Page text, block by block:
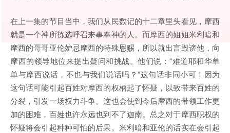
在上一集的节目当中，我们从民数记的十二章里头看见，摩西
就是一个神所拣选呼召来事奉神的人。而摩西的姐姐米利暗和
摩西的哥哥亚伦妒忌摩西的特殊恩赐，所以就出言毁谤他，向
摩西的领导地位来提出疑问和挑战。他们说：“难道耶和华单
单与摩西说话，不也与我们说话吗？”这句话非同小可！因为
这句话可能引起百姓对摩西的权柄起了怀疑，以致带来百姓的
分裂，引发一场权力斗争。这也会使到今后摩西的带领工作更
加的困难，百姓也许永远也到不了迦南。总之对于摩西职权的
怀疑将会引起种种可怕的后果。米利暗和亚伦的话实在会引起